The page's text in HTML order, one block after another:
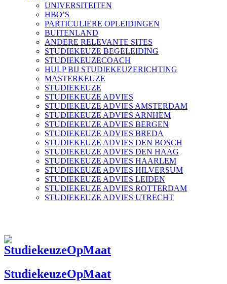
UNIVERSITEITEN
HBO’S
PARTICULIERE OPLEIDINGEN
BUITENLAND
ANDERE RELEVANTE SITES
STUDIEKEUZE BEGELEIDING
STUDIEKEUZECOACH
HULP BIJ STUDIEKEUZERICHTING
MASTERKEUZE
STUDIEKEUZE
STUDIEKEUZE ADVIES
STUDIEKEUZE ADVIES AMSTERDAM
STUDIEKEUZE ADVIES ARNHEM
STUDIEKEUZE ADVIES BERGEN
STUDIEKEUZE ADVIES BREDA
STUDIEKEUZE ADVIES DEN BOSCH
STUDIEKEUZE ADVIES DEN HAAG
STUDIEKEUZE ADVIES HAARLEM
STUDIEKEUZE ADVIES HILVERSUM
STUDIEKEUZE ADVIES LEIDEN
STUDIEKEUZE ADVIES ROTTERDAM
STUDIEKEUZE ADVIES UTRECHT
StudiekeuzeOpMaat